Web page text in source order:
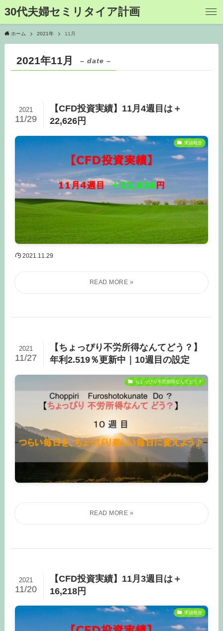
30代夫婦セミリタイア計画
ホーム 2021年 11月
2021年11月 – date –
【CFD投資実績】11月4週目は＋
22,626円
2021
11/29
実績報告
2021.11.29
【ちょっぴり不労所得なんてどう？】
年利2.519％更新中｜10週目の設定
2021
11/27
ちょっぴり不労所得なんてどう？
【CFD投資実績】11月3週目は＋
16,218円
2021
11/20
実績報告